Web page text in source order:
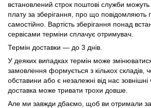
встановлений строк поштові служби
плату за зберігання, про що повідомляють
самостійно. Вартість зберігання понад
сервісами терміни сплачує отримувач.
Термін доставки — до 3 днів.
У деяких випадках термін може
замовлення формується з кількох складів,
обставини або є незалежні від нас зовнішні
доставка може тривати трохи довше.
Але ми завжди дбаємо, щоб ви отримали